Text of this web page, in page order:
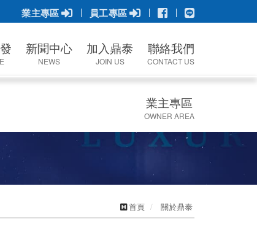
業主專區 員工專區
新聞中心
NEWS
加入鼎泰
JOIN US
聯繫人資
聯絡我們
CONTACT US
業主專區
OWNER AREA
業主專區
首頁 關於鼎泰